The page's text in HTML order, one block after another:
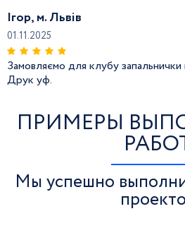
Ігор, м. Львів
01.11.2025
Замовляємо для клубу
Друк уф.
ПРИМЕРЫ
Мы успешно